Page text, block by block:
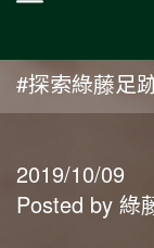
2019/10/09
Posted by 綠
#探索綠藤足